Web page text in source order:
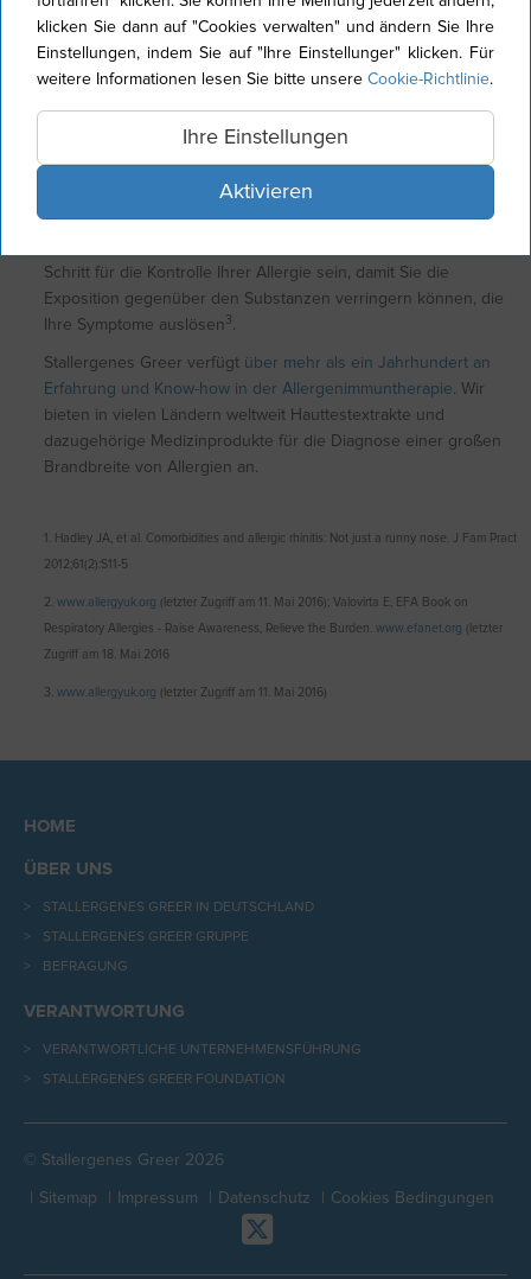
Eine richtige Diagnose ist wichtig, um eine geeignete
sich die Symptome einer allergischen Rhinitis verschlimmern,
1
Anamnese, körperlicher Untersuchung, Allergietests und
Schritt für die Kontrolle Ihrer Allergie sein, damit Sie die
Exposition gegenüber den Substanzen verringern können, die
Ihre Symptome auslösen 3
Stallergenes Greer verfügt über mehr als ein Jahrhundert an
Erfahrung und Know-how in der Allergenimmuntherapie . Wir
bieten in vielen Ländern weltweit Hauttestextrakte und
dazugehörige Medizinprodukte für die Diagnose einer großen
Brandbreite von Allergien an.
1. Hadley JA, et al. Comorbidities and allergic rhinitis: Not just a runny nose. J Fam Pract
2012;61(2):S11-5
2. www.allergyuk.org (letzter Zugriff am 11. Mai 2016); Valovirta E, EFA Book on
Respiratory Allergies - Raise Awareness, Relieve the Burden. www.efanet.org (letzter
Zugriff am 18. Mai 2016
3. www.allergyuk.org (letzter Zugriff am 11. Mai 2016)
HOME
ÜBER UNS
STALLERGENES GREER IN DEUTSCHLAND
STALLERGENES GREER GRUPPE
BEFRAGUNG
VERANTWORTUNG
VERANTWORTLICHE UNTERNEHMENSFÜHRUNG
STALLERGENES GREER FOUNDATION
© Stallergenes Greer 2026
Sitemap Impressum Datenschutz Cookies Bedingungen
klicken Sie dann auf "Cookies verwalten" und ändern Sie Ihre
Einstellungen, indem Sie auf "Ihre Einstellunger" klicken. Für
weitere Informationen lesen Sie bitte unsere Cookie-Richtlinie.
Ihre Einstellungen
Aktivieren